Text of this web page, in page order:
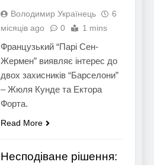
Володимир Українець
6
місяців ago
0 1 mins
Французький “Парі Сен-
Жермен” виявляє інтерес до
двох захисників “Барселони”
– Жюля Кунде та Ектора
Форта.
Read More
Несподіване рішення: